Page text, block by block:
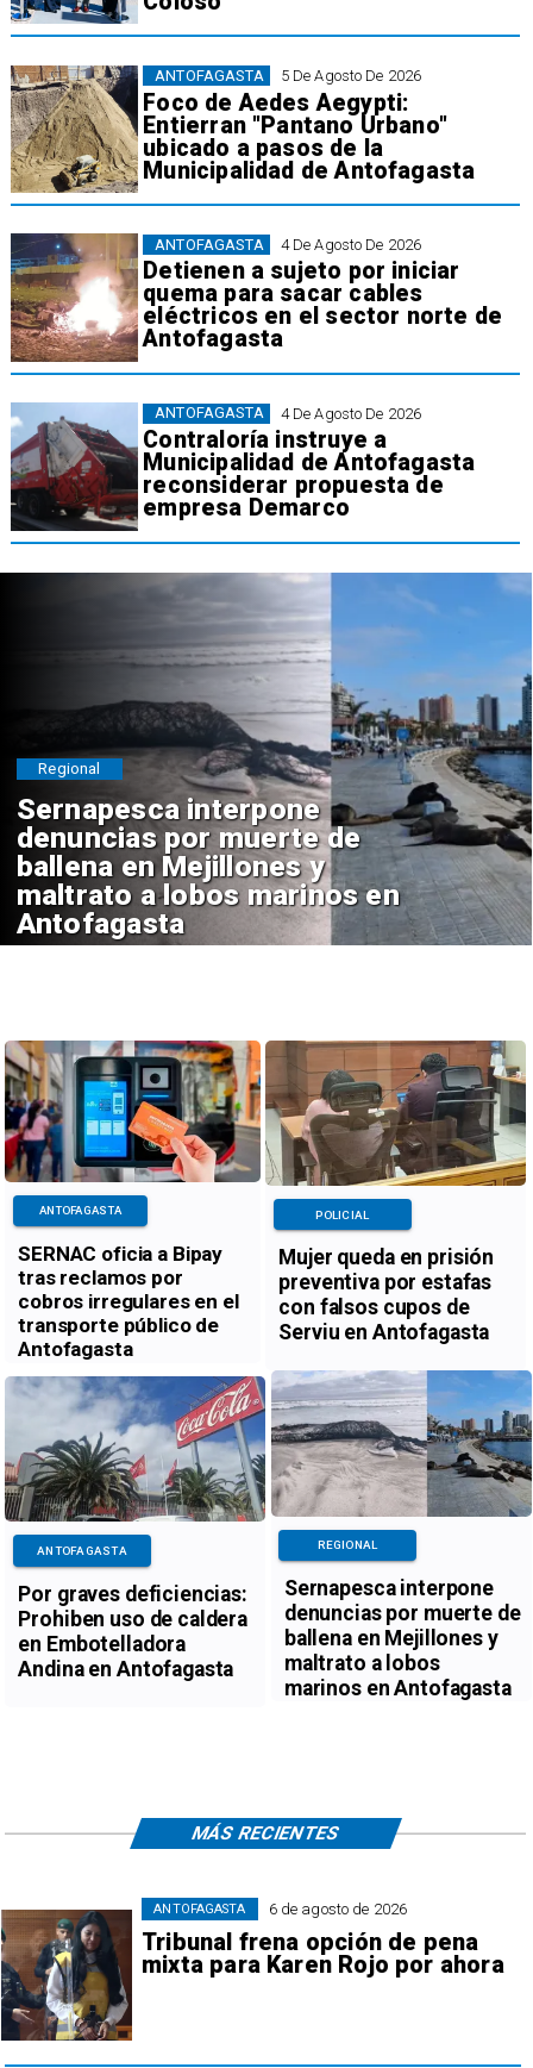
5 De Agosto De 2026
Foco de Aedes Aegypti:
Entierran "Pantano Urbano"
ubicado a pasos de la
Municipalidad de Antofagasta
ANTOFAGASTA
4 De Agosto De 2026
Detienen a sujeto por iniciar
quema para sacar cables
eléctricos en el sector norte de
Antofagasta
ANTOFAGASTA
4 De Agosto De 2026
Contraloría instruye a
Municipalidad de Antofagasta
reconsiderar propuesta de
empresa Demarco
ANTOFAGASTA
Sernapesca interpone
denuncias por muerte de
ballena en Mejillones y
maltrato a lobos marinos en
Antofagasta
Regional
SERNAC oficia a Bipay
tras reclamos por
cobros irregulares en el
transporte público de
Antofagasta
ANTOFAGASTA
Mujer queda en prisión
preventiva por estafas
con falsos cupos de
Serviu en Antofagasta
POLICIAL
Por graves deficiencias:
Prohiben uso de caldera
en Embotelladora
Andina en Antofagasta
ANTOFAGASTA
Sernapesca interpone
denuncias por muerte de
ballena en Mejillones y
maltrato a lobos
marinos en Antofagasta
REGIONAL
6 de agosto de 2026
Tribunal frena opción de pena
mixta para Karen Rojo por ahora
ANTOFAGASTA
MÁS RECIENTES